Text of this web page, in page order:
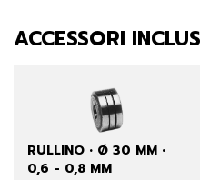
ACCESSORI
RULLINO • Ø 30 MM •
0,6 - 0,8 MM